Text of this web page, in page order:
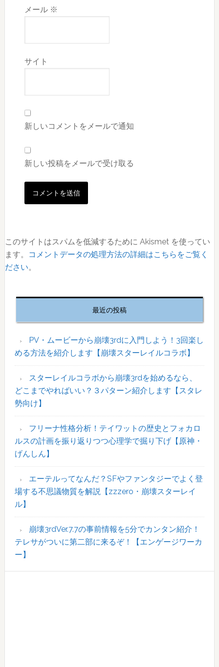
メール ※
サイト
新しいコメントをメールで通知
新しい投稿をメールで受け取る
このサイトはスパムを低減するために Akismet を使ってい
ます。
コメントデータの処理方法の詳細はこちらをご覧く
ださい。
ド
バ
最近の投稿
PV・ムービーから崩壊3rdに入門しよう！3回楽し
める方法を紹介します【崩壊スターレイルコラボ】
スターレイルコラボから崩壊3rdを始めるなら、
どこまでやればいい？３パターン紹介します【スタレ
勢向け】
フリーナ性格分析！テイワットの歴史とフォカロ
ルスの計画を振り返りつつ心理学で掘り下げ【原神・
げんしん】
エーテルってなんだ？SFやファンタジーでよく登
場する不思議物質を解説【zzzero・崩壊スターレイ
ル】
崩壊3rdVer.7.7の事前情報を5分でカンタン紹介！
テレサがついに第二部に来るぞ！【エンゲージワーカ
ー】